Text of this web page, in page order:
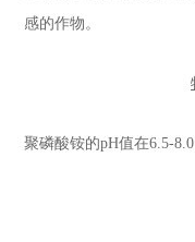
感的作物。
聚磷酸铵的pH值在6.5-